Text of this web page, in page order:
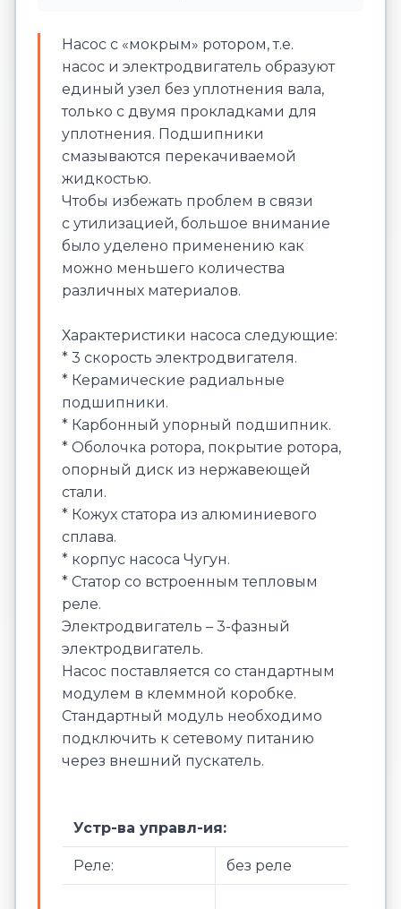
Насос с «мокрым» ротором, т.е.
насос и электродвигатель образуют
единый узел без уплотнения вала,
только с двумя прокладками для
уплотнения. Подшипники
смазываются перекачиваемой
жидкостью.
Чтобы избежать проблем в связи
с утилизацией, большое внимание
было уделено применению как
можно меньшего количества
различных материалов.
Характеристики насоса следующие:
* 3 скорость электродвигателя.
* Керамические радиальные
подшипники.
* Карбонный упорный подшипник.
* Оболочка ротора, покрытие ротора,
опорный диск из нержавеющей
стали.
* Кожух статора из алюминиевого
сплава.
* корпус насоса Чугун.
* Статор со встроенным тепловым
реле.
Электродвигатель – 3-фазный
электродвигатель.
Насос поставляется со стандартным
модулем в клеммной коробке.
Стандартный модуль необходимо
подключить к сетевому питанию
через внешний пускатель.
Устр-ва управл-ия:
Реле: без реле